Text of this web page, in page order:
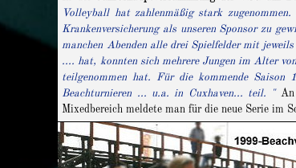
Volleyball hat zahlenmäßig stark
Krankenversicherung als unseren Sponsor zu
manchen Abenden alle drei Spielfelder mit
.... hat, konnten sich mehrere Jungen im Alter
teilgenommen hat. Für die kommende
Beachturnieren ... u.a. in Cuxhaven... teil. " An
Mixedbereich meldete man für die neue Serie im